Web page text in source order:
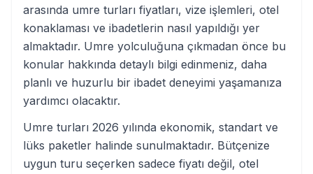
arasında umre turları fiyatları, vize işlemleri, otel
konaklaması ve ibadetlerin nasıl yapıldığı yer
almaktadır. Umre yolculuğuna çıkmadan önce bu
konular hakkında detaylı bilgi edinmeniz, daha
planlı ve huzurlu bir ibadet deneyimi yaşamanıza
yardımcı olacaktır.
Umre turları 2026 yılında ekonomik, standart ve
lüks paketler halinde sunulmaktadır. Bütçenize
uygun turu seçerken sadece fiyatı değil, otel